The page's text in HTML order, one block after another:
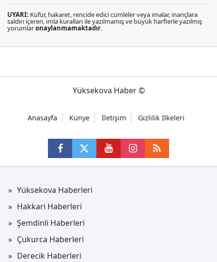
UYARI: Küfür, hakaret, rencide edici cümleler veya imalar, inançlara
saldırı içeren, imla kuralları ile yazılmamış ve büyük harflerle yazılmış
yorumlaronaylanmamaktadır.
Yüksekova Haber ©
Anasayfa Künye İletişim Gizlilik İlkeleri
Yüksekova Haberleri
Hakkari Haberleri
Şemdinli Haberleri
Çukurca Haberleri
Derecik Haberleri